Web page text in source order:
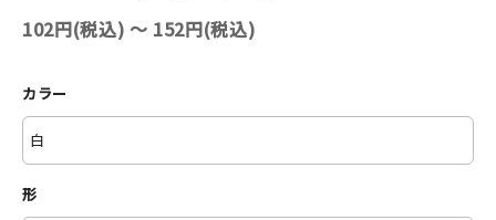
はんこ
雑貨
本
文房具
102円(税込) 〜 152円(税込)
カラー
形